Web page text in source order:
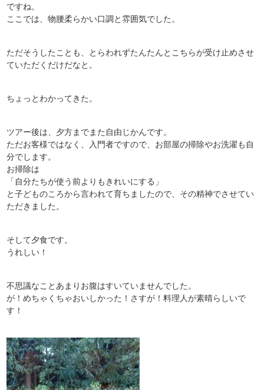
ですね。
ここでは、物腰柔らかい口調と雰囲気でした。
ただそうしたことも、とらわれずたんたんとこちらが受け止めさせ
ていただくだけだなと。
ちょっとわかってきた。
ツアー後は、夕方までまた自由じかんです。
ただお客様ではなく、入門者ですので、お部屋の掃除やお洗濯も自
分でします。
お掃除は
「自分たちが使う前よりもきれいにする」
と子どものころから言われて育ちましたので、その精神でさせてい
ただきました。
そして夕食です。
うれしい！
不思議なことあまりお腹はすいていませんでした。
が！めちゃくちゃおいしかった！さすが！料理人が素晴らしいで
す！